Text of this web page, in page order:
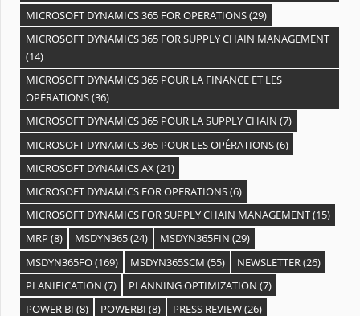
MICROSOFT DYNAMICS 365 FOR OPERATIONS(29)
MICROSOFT DYNAMICS 365 FOR SUPPLY CHAIN MANAGEMENT
(14)
MICROSOFT DYNAMICS 365 POUR LA FINANCE ET LES
OPÉRATIONS(36)
MICROSOFT DYNAMICS 365 POUR LA SUPPLY CHAIN (7)
MICROSOFT DYNAMICS 365 POUR LES OPÉRATIONS(6)
MICROSOFT DYNAMICS AX(21)
MICROSOFT DYNAMICS FOR OPERATIONS(6)
MICROSOFT DYNAMICS FOR SUPPLY CHAIN MANAGEMENT(15)
MRP (8) MSDYN365(24) MSDYN365FIN (29)
MSDYN365FO(169) MSDYN365SCM (55) NEWSLETTER (26)
PLANIFICATION (7) PLANNING OPTIMIZATION (7)
POWER BI (8) POWERBI (8) PRESS REVIEW(26)